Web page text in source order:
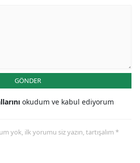
GÖNDER
okudum ve kabul ediyorum
yok, ilk yorumu siz yazın, tartışalım *